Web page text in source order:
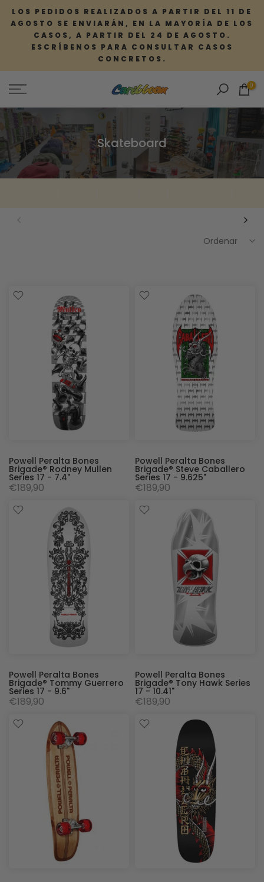
Saltar
al
contenido
LOS PEDIDOS REALIZADOS A PARTIR DEL 11 DE
AGOSTO SE ENVIARÁN, EN LA MAYORÍA DE LOS
CASOS, A PARTIR DEL 24 DE AGOSTO.
ESCRÍBENOS PARA CONSULTAR CASOS
CONCRETOS.
0
Skateboard
Ordenar
Powell Peralta Bones
Brigade® Rodney Mullen
Series 17 - 7.4"
€189,90
Powell Peralta Bones
Brigade® Steve Caballero
Series 17 - 9.625"
€189,90
Powell Peralta Bones
Brigade® Tommy Guerrero
Series 17 - 9.6"
€189,90
Powell Peralta Bones
Brigade® Tony Hawk Series
17 - 10.41"
€189,90